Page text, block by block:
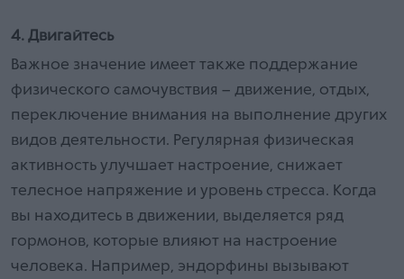
4. Двигайтесь
Важное значение имеет также поддержание
физического самочувствия – движение, отдых,
переключение внимания на выполнение других
видов деятельности. Регулярная физическая
активность улучшает настроение, снижает
телесное напряжение и уровень стресса. Когда
вы находитесь в движении, выделяется ряд
гормонов, которые влияют на настроение
человека. Например, эндорфины вызывают